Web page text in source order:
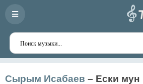
Сырым Исабаев – Ески мун